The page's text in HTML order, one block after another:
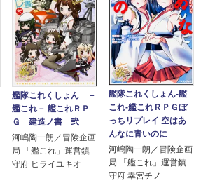
艦隊これくしょん －
艦これ－ 艦これＲＰ
Ｇ 建造ノ書 弐
河嶋陶一朗／冒険企画
局 「艦これ」運営鎮
守府 ヒライユキオ
艦隊これくしょん‐艦
これ‐艦これＲＰＧぼ
っちリプレイ 空はあ
んなに青いのに
河嶋陶一朗／冒険企画
局 「艦これ」運営鎮
守府 幸宮チノ